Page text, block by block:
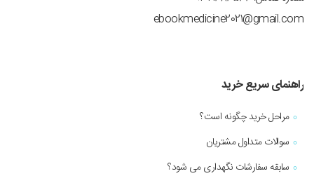
ebookmedicine2021@gmail.com
راهنمای سریع خرید
مراحل خرید چگونه است؟
سوالات متداول مشتریان
سابقه سفارشات نگهداری می شود؟